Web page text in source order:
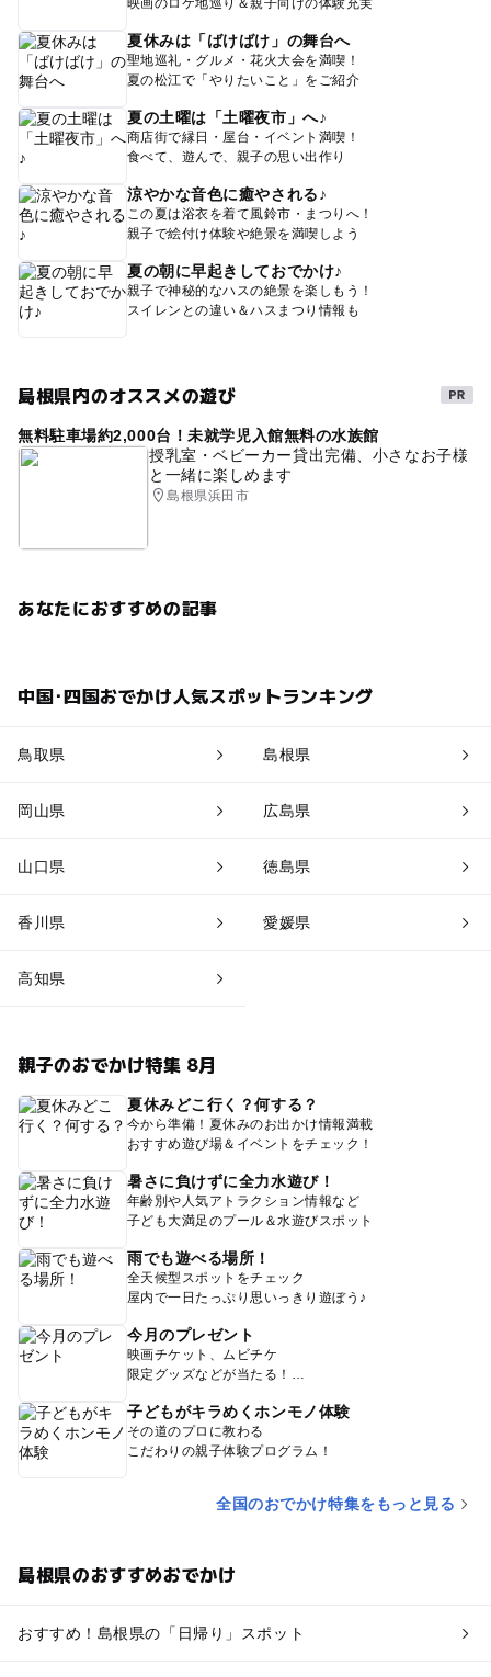
映画のロケ地巡り＆親子向けの体験充実
夏休みは「ばけばけ」の舞台へ
聖地巡礼・グルメ・花火大会を満喫！
夏の松江で「やりたいこと」をご紹介
夏の土曜は「土曜夜市」へ♪
商店街で縁日・屋台・イベント満喫！
食べて、遊んで、親子の思い出作り
涼やかな音色に癒やされる♪
この夏は浴衣を着て風鈴市・まつりへ！
親子で絵付け体験や絶景を満喫しよう
夏の朝に早起きしておでかけ♪
親子で神秘的なハスの絶景を楽しもう！
スイレンとの違い＆ハスまつり情報も
島根県内のオススメの遊び
無料駐車場約2,000台！未就学児入館無料の水族館
授乳室・ベビーカー貸出完備、小さなお子様
と一緒に楽しめます
島根県浜田市
あなたにおすすめの記事
中国･四国おでかけ人気スポットランキング
鳥取県 島根県
岡山県 広島県
山口県 徳島県
香川県 愛媛県
高知県
親子のおでかけ特集 8月
夏休みどこ行く？何する？
今から準備！夏休みのお出かけ情報満載
おすすめ遊び場＆イベントをチェック！
暑さに負けずに全力水遊び！
年齢別や人気アトラクション情報など
子ども大満足のプール＆水遊びスポット
雨でも遊べる場所！
全天候型スポットをチェック
屋内で一日たっぷり思いっきり遊ぼう♪
今月のプレゼント
映画チケット、ムビチケ
限定グッズなどが当たる！
子どもがキラめくホンモノ体験
その道のプロに教わる
こだわりの親子体験プログラム！
全国のおでかけ特集をもっと見る
島根県のおすすめおでかけ
おすすめ！島根県の「日帰り」スポット